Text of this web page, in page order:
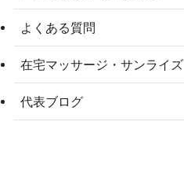
よくある質問
在宅マッサージ・サンライズ
代表ブログ